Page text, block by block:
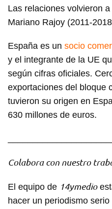
Las relaciones volvieron
Mariano Rajoy (2011-
España es un socio
y el integrante de la UE
según cifras oficiales.
exportaciones del bloque
tuvieron su origen en
630 millones de euros.
Colabora con nuestro
El equipo de 14ymedio
hacer un periodismo